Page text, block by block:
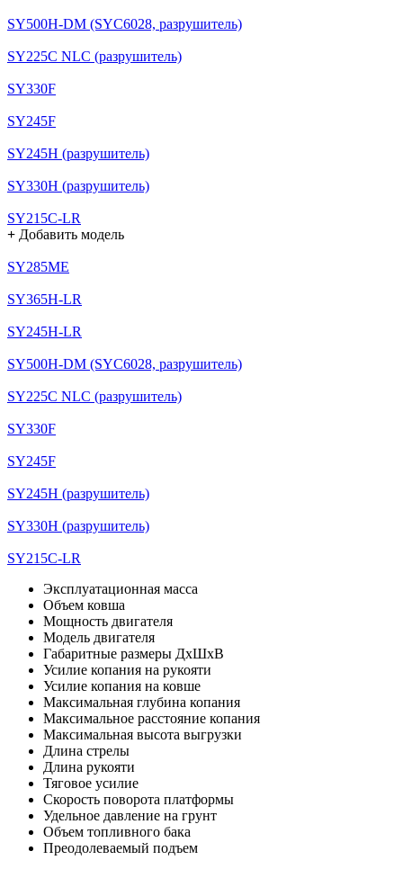
SY500H-DM (SYC6028, разрушитель)
SY225C NLC (разрушитель)
SY330F
SY245F
SY245H (разрушитель)
SY330H (разрушитель)
SY215C-LR
+ Добавить модель
SY285ME
SY365H-LR
SY245H-LR
SY500H-DM (SYC6028, разрушитель)
SY225C NLC (разрушитель)
SY330F
SY245F
SY245H (разрушитель)
SY330H (разрушитель)
SY215C-LR
Эксплуатационная масса
Объем ковша
Мощность двигателя
Модель двигателя
Габаритные размеры ДхШхВ
Усилие копания на рукояти
Усилие копания на ковше
Максимальная глубина копания
Максимальное расстояние копания
Максимальная высота выгрузки
Длина стрелы
Длина рукояти
Тяговое усилие
Скорость поворота платформы
Удельное давление на грунт
Объем топливного бака
Преодолеваемый подъем